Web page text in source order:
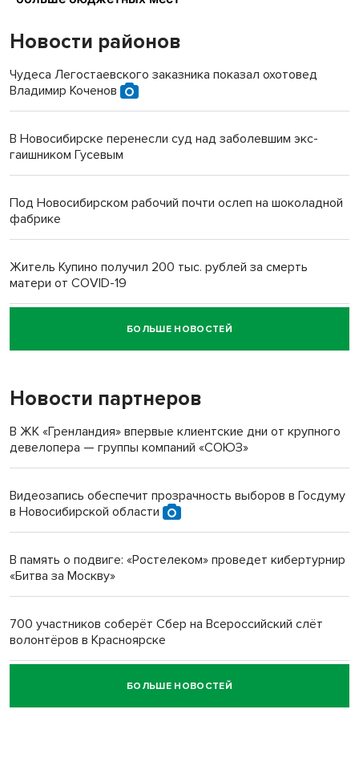
Новости районов
Чудеса Легостаевского заказника показал охотовед
Владимир Коченов
В Новосибирске перенесли суд над заболевшим экс-
гаишником Гусевым
Под Новосибирском рабочий почти ослеп на шоколадной
фабрике
Житель Купино получил 200 тыс. рублей за смерть
матери от COVID-19
Новосибирский суд наказал водителя за смерть
пенсионерки на вокзале
«Мы живём на пастбище!»: в новосибирском селе лошади
терроризируют жителей
Новосибирский преподаватель с женой вошли в топ-16
БОЛЬШЕ НОВОСТЕЙ
Новости партнеров
В ЖК «Гренландия» впервые клиентские дни от крупного
девелопера — группы компаний «СОЮЗ»
Видеозапись обеспечит прозрачность выборов в Госдуму
в Новосибирской области
В память о подвиге: «Ростелеком» проведет кибертурнир
«Битва за Москву»
700 участников соберёт Сбер на Всероссийский слёт
волонтёров в Красноярске
Честный выбор: видеонаблюдение обеспечит
объективность результатов ЕДГ в Новосибирской
БОЛЬШЕ НОВОСТЕЙ